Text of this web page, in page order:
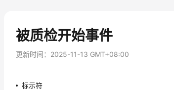
被质检开始事件
更新时间： 2025-11-13 GMT+08:00
标示符